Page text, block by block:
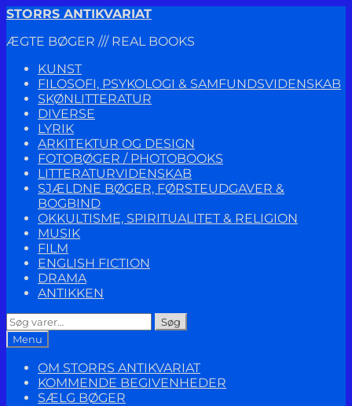
Spring
navigation
Spring
indhold
STORRS ANTIKVARIAT
ÆGTE BØGER /// REAL BOOKS
KUNST
FILOSOFI, PSYKOLOGI & SAMFUNDSVIDENSKAB
SKØNLITTERATUR
DIVERSE
LYRIK
ARKITEKTUR OG DESIGN
FOTOBØGER / PHOTOBOOKS
LITTERATURVIDENSKAB
SJÆLDNE BØGER, FØRSTEUDGAVER &
BOGBIND
OKKULTISME, SPIRITUALITET & RELIGION
MUSIK
FILM
ENGLISH FICTION
DRAMA
ANTIKKEN
Søg
efter:
Søg
Menu
OM STORRS ANTIKVARIAT
KOMMENDE BEGIVENHEDER
SÆLG BØGER